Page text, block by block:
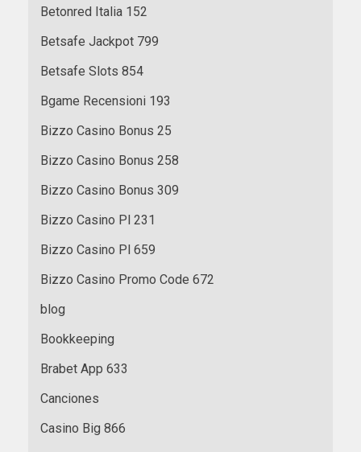
Betonred Italia 152
Betsafe Jackpot 799
Betsafe Slots 854
Bgame Recensioni 193
Bizzo Casino Bonus 25
Bizzo Casino Bonus 258
Bizzo Casino Bonus 309
Bizzo Casino Pl 231
Bizzo Casino Pl 659
Bizzo Casino Promo Code 672
blog
Bookkeeping
Brabet App 633
Canciones
Casino Big 866